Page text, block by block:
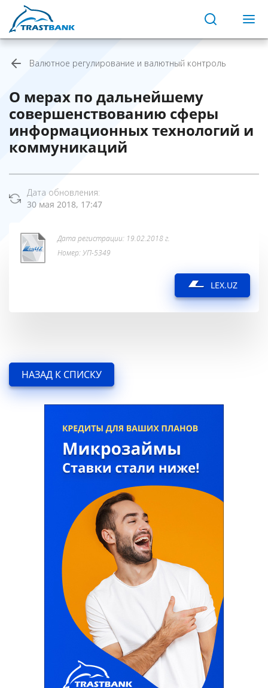
Валютное регулирование и валютный контроль
О мерах по дальнейшему
совершенствованию сферы
информационных технологий и
коммуникаций
Дата обновления:
30 мая 2018, 17:47
Дата регистрации: 19.02.2018 г.
Номер: УП-5349
LEX.UZ
НАЗАД К СПИСКУ